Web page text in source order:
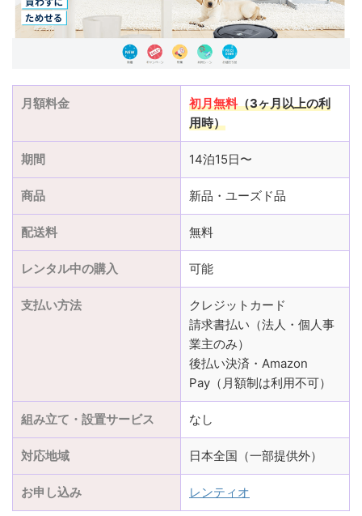
月額料金 初月無料（3ヶ月以上の利
用時）
期間 14泊15日〜
商品 新品・ユーズド品
配送料 無料
レンタル中の購入 可能
支払い方法
クレジットカード
請求書払い（法人・個人事
業主のみ）
後払い決済・Amazon
Pay（月額制は利用不可）
組み立て・設置サービス なし
対応地域 日本全国（一部提供外）
お申し込み レンティオ